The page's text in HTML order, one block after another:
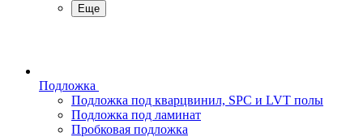
Еще
Подложка
Подложка под кварцвинил, SPC и LVT полы
Подложка под ламинат
Пробковая подложка